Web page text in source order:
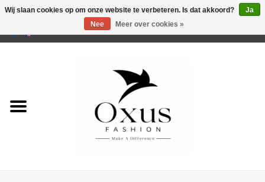
Wij slaan cookies op om onze website te verbeteren. Is dat akkoord?
Ja
Nee
Meer over cookies »